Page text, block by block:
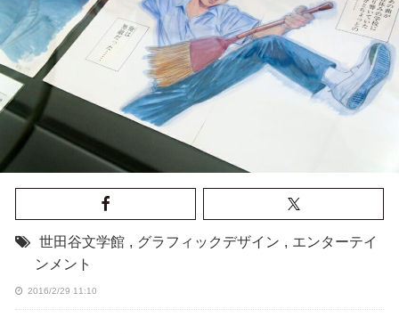
世田谷文学館 , グラフィックデザイン , エンターテイ
ンメント
2016/2/29 11:10